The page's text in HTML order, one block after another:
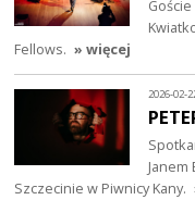
Fellows. » więcej
2026-02-
Janem
Szczecinie w Piwnicy Kany.